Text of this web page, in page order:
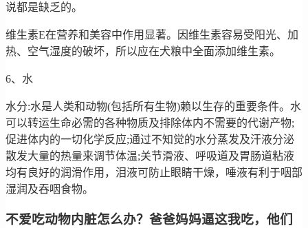
说都是缺乏的。
维生素E在营养和美容中作用显著。因维生素容易受阳光、加
热、空气湿度的破坏，所以应在犬粮中全面添加维生素。
6、水
水分:水是人类和动物(包括所有生物)赖以生存的重要条件。水
可以转运生命必需的各种物质及排除体内不需要的代谢产物;
促进体内的一切化学反应;通过不知觉的水分蒸发及汗液分泌
散发大量的热量来调节体温;关节滑液、呼吸道及胃肠道粘液
均有良好的润滑作用，泪液可防止眼睛干燥，唾液有利于咽部
湿润及吞咽食物。
不爱吃动物内脏怎么办？爸爸妈妈逼这我吃，他们